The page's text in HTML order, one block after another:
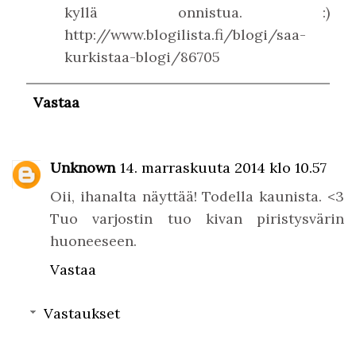
kyllä onnistua. :)
http://www.blogilista.fi/blogi/saa-
kurkistaa-blogi/86705
Vastaa
Unknown 14. marraskuuta 2014 klo 10.57
Oii, ihanalta näyttää! Todella kaunista. <3
Tuo varjostin tuo kivan piristysvärin
huoneeseen.
Vastaa
Vastaukset